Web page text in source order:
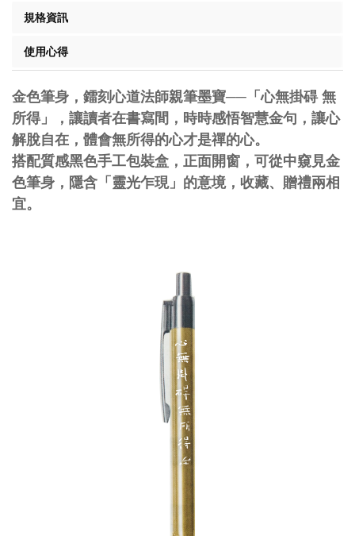
規格資訊
使用心得
金色筆身，鐳刻心道法師親筆墨寶──「心無掛碍 無
所得」，讓讀者在書寫間，時時感悟智慧金句，讓心
解脫自在，體會無所得的心才是禪的心。
搭配質感黑色手工包裝盒，正面開窗，可從中窺見金
色筆身，隱含「靈光乍現」的意境，收藏、贈禮兩相
宜。